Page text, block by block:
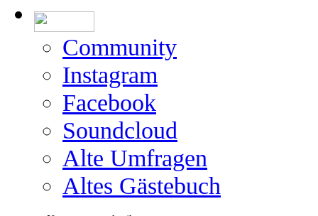
Community
Instagram
Facebook
Soundcloud
Alte Umfragen
Altes Gästebuch